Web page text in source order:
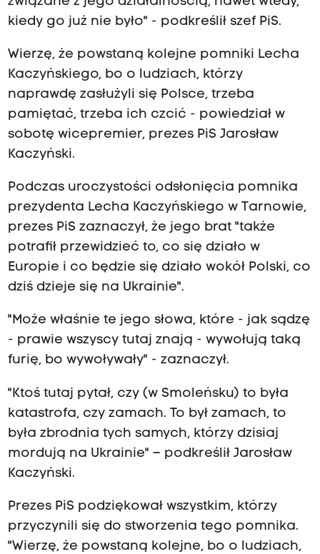
kiedy go już nie było" - podkreślił szef PiS.
Wierzę, że powstaną kolejne pomniki Lecha
Kaczyńskiego, bo o ludziach, którzy
naprawdę zasłużyli się Polsce, trzeba
pamiętać, trzeba ich czcić - powiedział w
sobotę wicepremier, prezes PiS Jarosław
Kaczyński.
Podczas uroczystości odsłonięcia pomnika
prezydenta Lecha Kaczyńskiego w Tarnowie,
prezes PiS zaznaczył, że jego brat "także
potrafił przewidzieć to, co się działo w
Europie i co będzie się działo wokół Polski, co
dziś dzieje się na Ukrainie".
"Może właśnie te jego słowa, które - jak sądzę
- prawie wszyscy tutaj znają - wywołują taką
furię, bo wywoływały" - zaznaczył.
"Ktoś tutaj pytał, czy (w Smoleńsku) to była
katastrofa, czy zamach. To był zamach, to
była zbrodnia tych samych, którzy dzisiaj
mordują na Ukrainie" – podkreślił Jarosław
Kaczyński.
Prezes PiS podziękował wszystkim, którzy
przyczynili się do stworzenia tego pomnika.
"Wierzę, że powstaną kolejne, bo o ludziach,